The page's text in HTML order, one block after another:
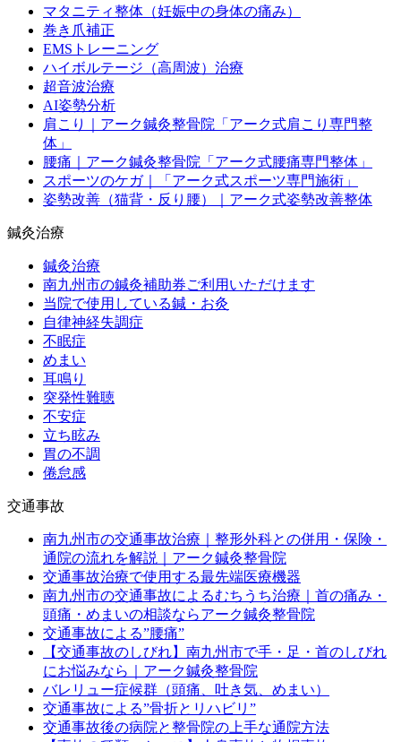
マタニティ整体（妊娠中の身体の痛み）
巻き爪補正
EMSトレーニング
ハイボルテージ（高周波）治療
超音波治療
AI姿勢分析
肩こり｜アーク鍼灸整骨院「アーク式肩こり専門整
体」
腰痛｜アーク鍼灸整骨院「アーク式腰痛専門整体」
スポーツのケガ｜「アーク式スポーツ専門施術」
姿勢改善（猫背・反り腰）｜アーク式姿勢改善整体
鍼灸治療
鍼灸治療
南九州市の鍼灸補助券ご利用いただけます
当院で使用している鍼・お灸
自律神経失調症
不眠症
めまい
耳鳴り
突発性難聴
不安症
立ち眩み
胃の不調
倦怠感
交通事故
南九州市の交通事故治療｜整形外科との併用・保険・
通院の流れを解説｜アーク鍼灸整骨院
交通事故治療で使用する最先端医療機器
南九州市の交通事故によるむちうち治療｜首の痛み・
頭痛・めまいの相談ならアーク鍼灸整骨院
交通事故による”腰痛”
【交通事故のしびれ】南九州市で手・足・首のしびれ
にお悩みなら｜アーク鍼灸整骨院
バレリュー症候群（頭痛、吐き気、めまい）
交通事故による”骨折とリハビリ”
交通事故後の病院と整骨院の上手な通院方法